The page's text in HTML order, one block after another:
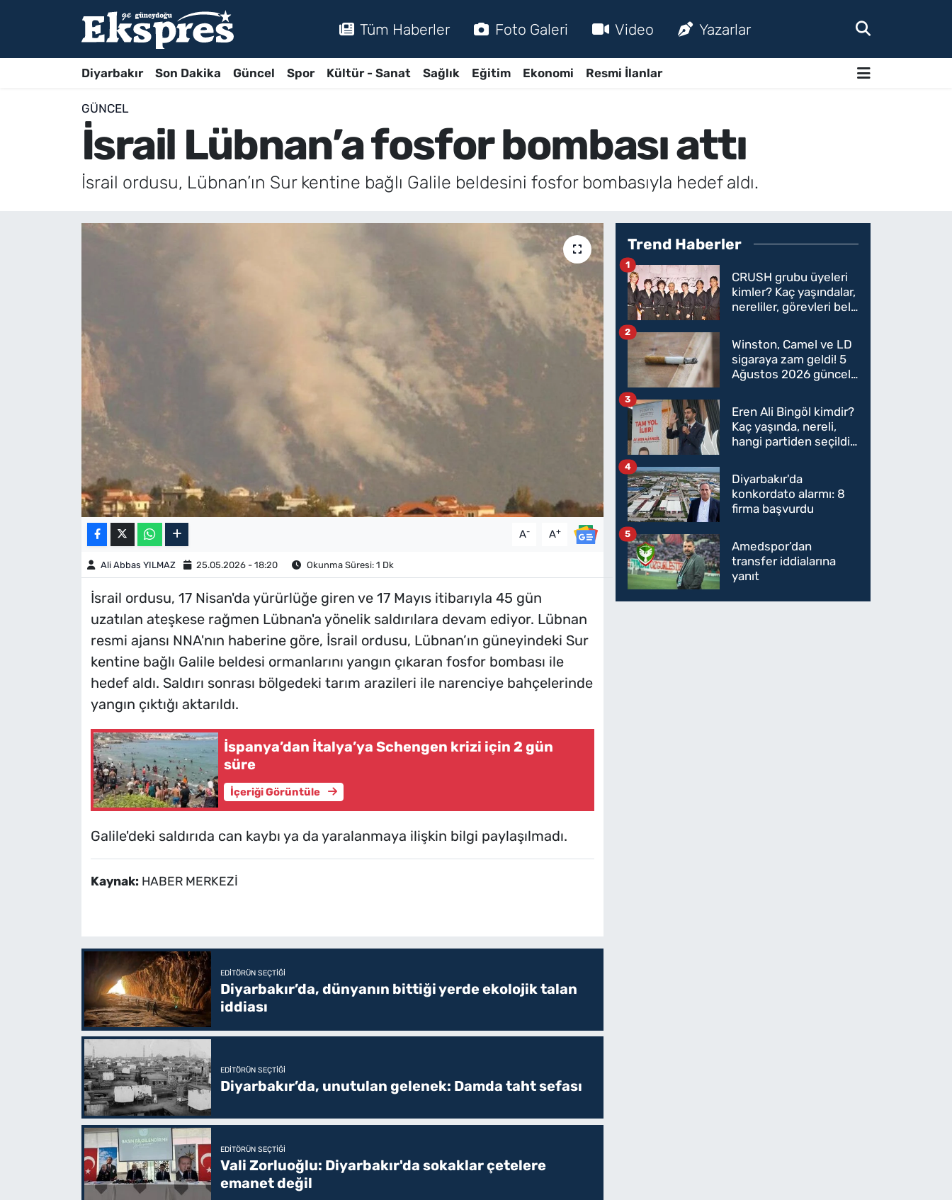
Tüm Haberler Foto Galeri Video Yazarlar
Diyarbakır Son Dakika Güncel Spor Kültür - Sanat Sağlık Eğitim Ekonomi Resmi İlanlar
GÜNCEL
İsrail Lübnan’a fosfor bombası attı
İsrail ordusu, Lübnan’ın Sur kentine bağlı Galile beldesini fosfor bombasıyla hedef aldı.
A- A+
Ali Abbas YILMAZ 25.05.2026 - 18:20 Okunma Süresi: 1 Dk
İsrail ordusu, 17 Nisan'da yürürlüğe giren ve 17 Mayıs itibarıyla 45 gün
uzatılan ateşkese rağmen Lübnan'a yönelik saldırılara devam ediyor. Lübnan
resmi ajansı NNA'nın haberine göre, İsrail ordusu, Lübnan’ın güneyindeki Sur
kentine bağlı Galile beldesi ormanlarını yangın çıkaran fosfor bombası ile
hedef aldı. Saldırı sonrası bölgedeki tarım arazileri ile narenciye bahçelerinde
yangın çıktığı aktarıldı.
İspanya’dan İtalya’ya Schengen krizi için 2 gün
süre
İçeriği Görüntüle
Galile'deki saldırıda can kaybı ya da yaralanmaya ilişkin bilgi paylaşılmadı.
Kaynak: HABER MERKEZİ
EDITÖRÜN SEÇTIĞI
Diyarbakır’da, dünyanın bittiği yerde ekolojik talan
iddiası
EDITÖRÜN SEÇTIĞI
Diyarbakır’da, unutulan gelenek: Damda taht sefası
EDITÖRÜN SEÇTIĞI
Vali Zorluoğlu: Diyarbakır'da sokaklar çetelere
emanet değil
Trend Haberler
CRUSH grubu üyeleri
kimler? Kaç yaşındalar,
nereliler, görevleri belli
1
Winston, Camel ve LD
sigaraya zam geldi! 5
Ağustos 2026 güncel
oldu
2
Eren Ali Bingöl kimdir?
Kaç yaşında, nereli,
hangi partiden seçildi?
Parti'ye mi geçecek?
3
Diyarbakır'da
konkordato alarmı: 8
firma başvurdu
4
Amedspor’dan
transfer iddialarına
yanıt
5